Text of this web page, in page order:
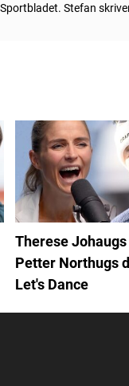
Stefan
Therese
Petter Northugs
Let's Dance